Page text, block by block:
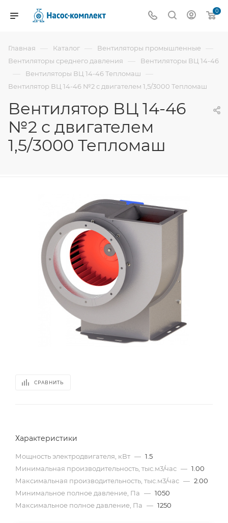
0
Главная — Каталог — Вентиляторы промышленные —
Вентиляторы среднего давления — Вентиляторы ВЦ 14-46
— Вентиляторы ВЦ 14-46 Тепломаш —
Вентилятор ВЦ 14-46 №2 с двигателем 1,5/3000 Тепломаш
Вентилятор ВЦ 14-46
№2 с двигателем
1,5/3000 Тепломаш
СРАВНИТЬ
Характеристики
Мощность электродвигателя, кВт — 1.5
Минимальная производительность, тыс.м3/час — 1.00
Максимальная производительность, тыс.м3/час — 2.00
Минимальное полное давление, Па — 1050
Максимальное полное давление, Па — 1250